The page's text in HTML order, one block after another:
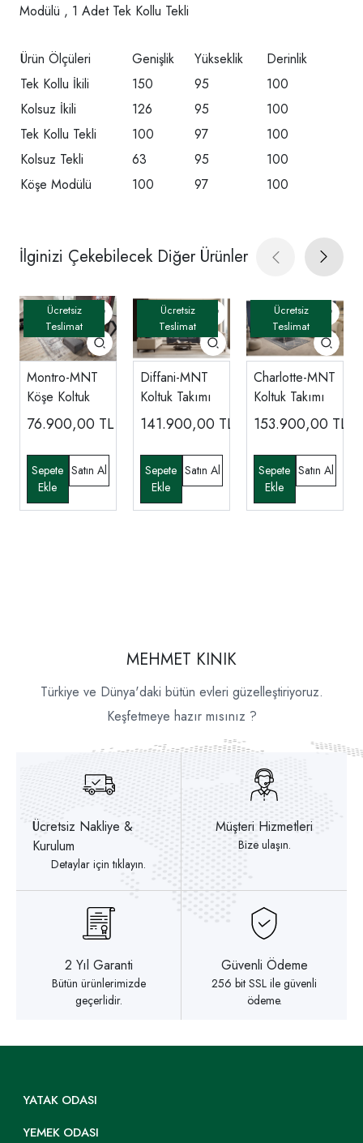
Modülü , 1 Adet Tek Kollu Tekli
Ürün Ölçüleri Genişlik Yükseklik
Derinlik
Tek Kollu İkili
150 95
100
Kolsuz İkili
126 95
100
Tek Kollu Tekli
100 97
100
Kolsuz Tekli
63 95
100
Köşe Modülü
100 97 100
İlginizi Çekebilecek Diğer Ürünler
Montro-MNT
Köşe Koltuk
76.900,00 TL
Diffani-MNT
Koltuk Takımı
141.900,00 TL
Charlotte-MNT
Koltuk Takımı
153.900,00 TL
MEHMET KINIK
Türkiye ve Dünya'daki bütün evleri güzelleştiriyoruz.
Keşfetmeye hazır mısınız ?
Ücretsiz Nakliye &
Kurulum
Detaylar için tıklayın.
Müşteri Hizmetleri
Bize ulaşın.
2 Yıl Garanti
Bütün ürünlerimizde
geçerlidir.
Güvenli Ödeme
256 bit SSL ile güvenli
ödeme.
YATAK ODASI
YEMEK ODASI